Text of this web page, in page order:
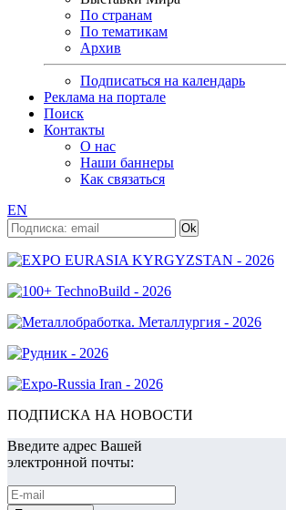
По странам
По тематикам
Архив
Подписаться на календарь
Реклама на портале
Поиск
Контакты
О нас
Наши баннеры
Как связаться
EN
ПОДПИСКА НА НОВОСТИ
Введите адрес Вашей
электронной почты: